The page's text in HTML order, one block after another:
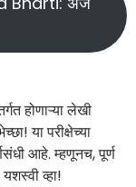
होणाऱ्या लेखी
या परीक्षेच्या
आहे. म्हणूनच, पूर्ण
व्हा!